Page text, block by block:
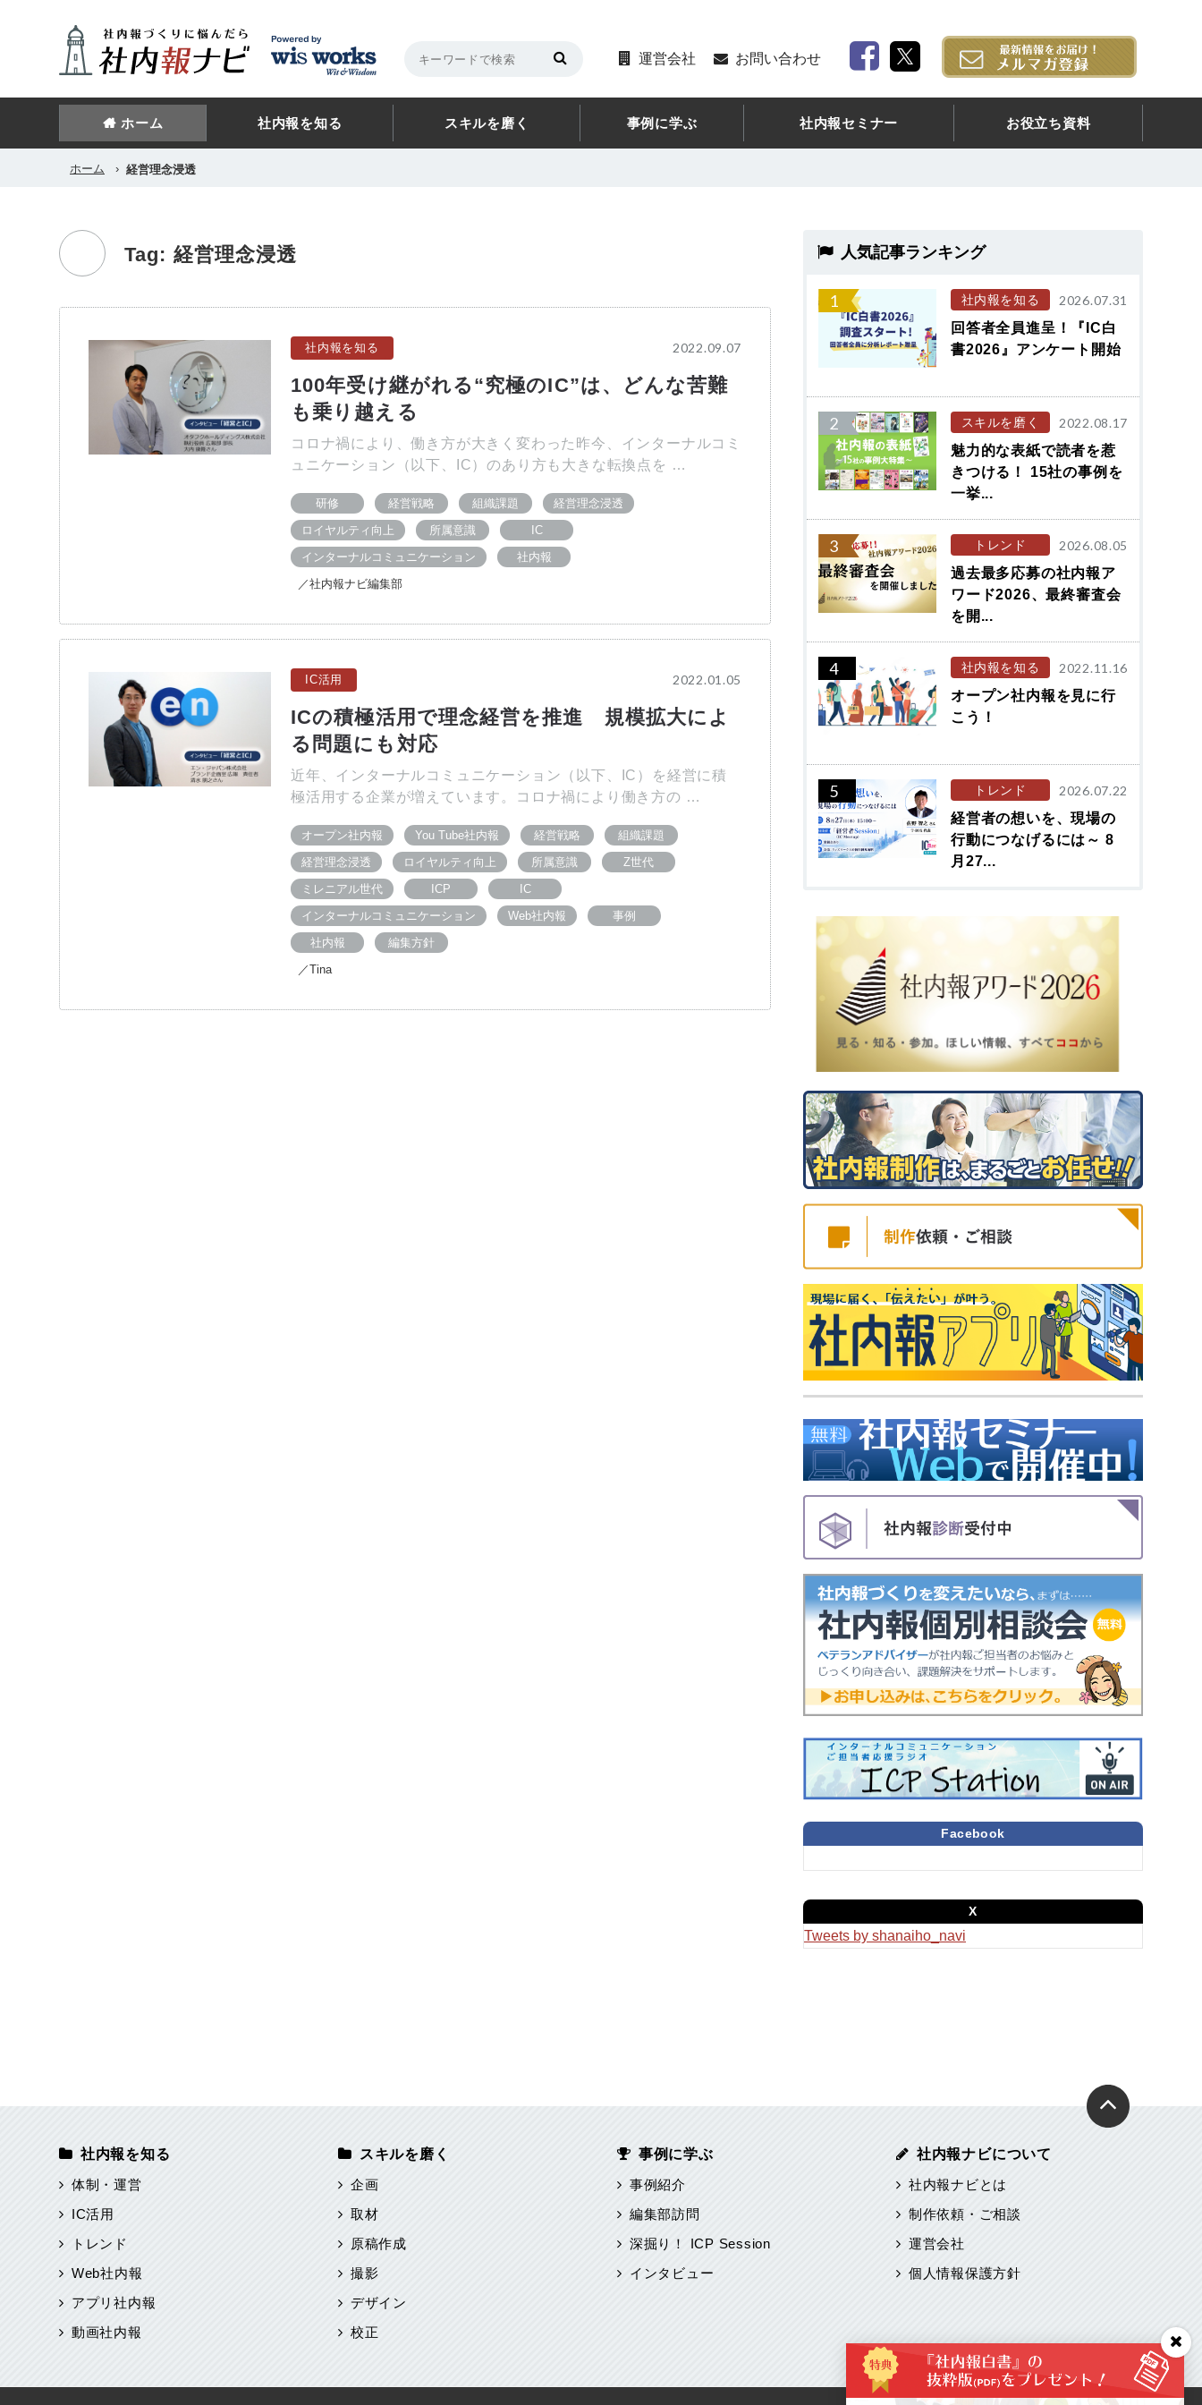
運営会社 お問い合わせ
ホーム 社内報を知る スキルを磨く 事例に学ぶ 社内報セミナー お役立ち資料
ホーム › 経営理念浸透
Tag: 経営理念浸透
社内報を知る 2022.09.07
100年受け継がれる“究極のIC”は、どんな苦難
も乗り越える
コロナ禍により、働き方が大きく変わった昨今、インターナルコミ
ュニケーション（以下、IC）のあり方も大きな転換点を …
研修 経営戦略 組織課題
経営理念浸透
ロイヤルティ向上
所属意識
IC
インターナルコミュニケーション
社内報
／社内報ナビ編集部
IC活用 2022.01.05
ICの積極活用で理念経営を推進 規模拡大によ
る問題にも対応
近年、インターナルコミュニケーション（以下、IC）を経営に積
極活用する企業が増えています。コロナ禍により働き方の …
オープン社内報 You Tube社内報 経営戦略
組織課題
経営理念浸透
ロイヤルティ向上 所属意識
Z世代
ミレニアル世代
ICP
IC
インターナルコミュニケーション
Web社内報
事例
社内報
編集方針
／Tina
人気記事ランキング
1 社内報を知る
2026.07.31
回答者全員進呈！『IC白
書2026』アンケート開始
2 スキルを磨く
2022.08.17
魅力的な表紙で読者を惹
きつける！ 15社の事例を
一挙...
3 トレンド
2026.08.05
過去最多応募の社内報ア
ワード2026、最終審査会
を開...
4 社内報を知る
2022.11.16
オープン社内報を見に行
こう！
5 トレンド
2026.07.22
経営者の想いを、現場の
行動につなげるには～ 8
月27...
Facebook
X
Tweets by shanaiho_navi
社内報を知る
体制・運営
IC活用
トレンド
Web社内報
アプリ社内報
動画社内報
スキルを磨く
企画
取材
原稿作成
撮影
デザイン
校正
事例に学ぶ
事例紹介
編集部訪問
深掘り！ ICP Session
インタビュー
社内報ナビについて
社内報ナビとは
制作依頼・ご相談
運営会社
個人情報保護方針